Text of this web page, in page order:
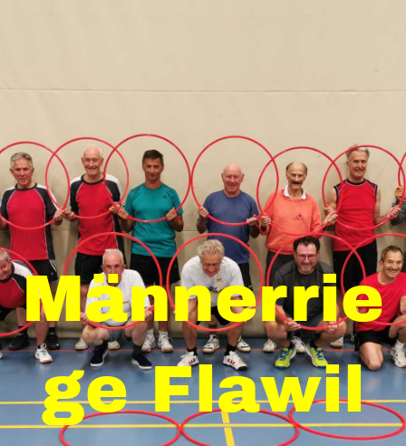
Männerrie
ge Flawil